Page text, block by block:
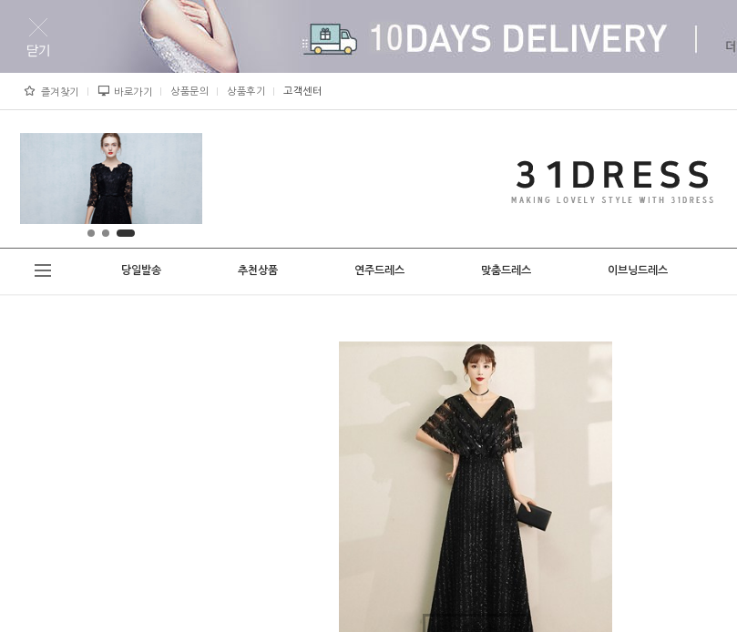
즐겨찾기 바로가기 상품문의 상품후기 고객센터
당일발송 추천상품 연주드레스 맞춤드레스 이브닝드레스